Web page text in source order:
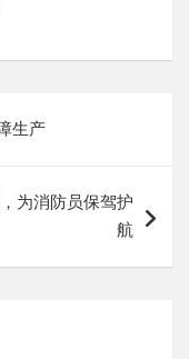
生产
为消防员保驾护
航